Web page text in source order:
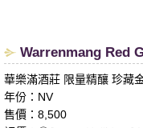
​Warrenmang Red
華樂滿酒莊 限量精釀 珍藏
年份：NV
售價：8,500